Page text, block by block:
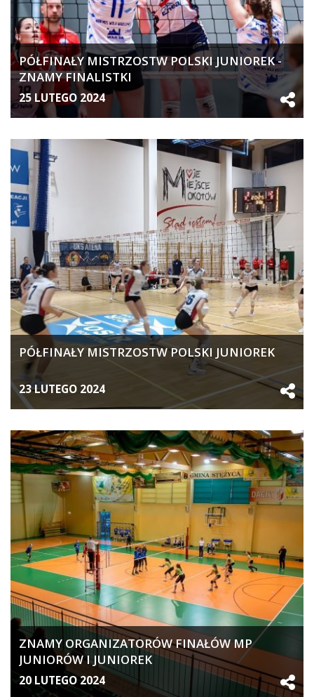
PÓŁFINAŁY MISTRZOSTW POLSKI JUNIOREK -
ZNAMY FINALISTKI
25 LUTEGO 2024
PÓŁFINAŁY MISTRZOSTW POLSKI JUNIOREK
23 LUTEGO 2024
ZNAMY ORGANIZATORÓW FINAŁÓW MP
JUNIORÓW I JUNIOREK
20 LUTEGO 2024